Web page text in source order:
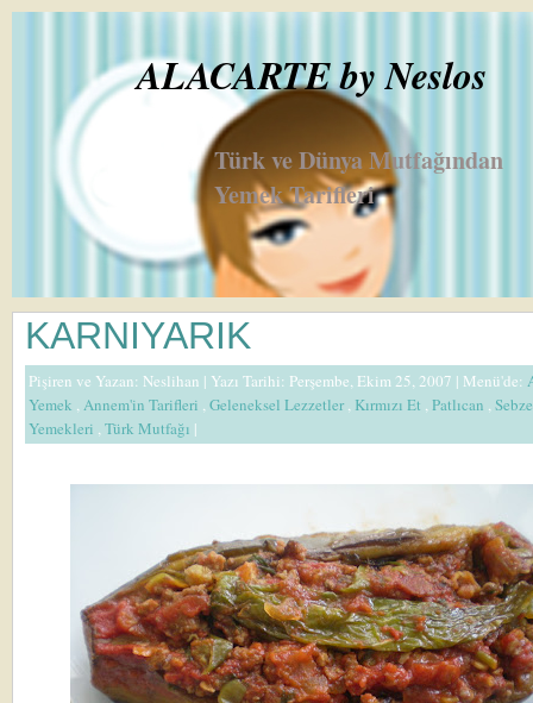
ALACARTE by Neslos
Türk ve Dünya Mutfağından
Yemek Tarifleri
KARNIYARIK
Pişiren ve Yazan: Neslihan | Yazı Tarihi: Perşembe, Ekim 25, 2007 | Menü'de:
Yemek ,Annem'in Tarifleri ,Geleneksel Lezzetler, Kırmızı Et ,Patlıcan ,Sebze
Yemekleri ,Türk Mutfağı |